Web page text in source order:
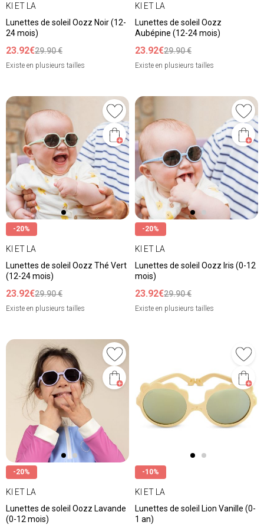
KI ET LA
Lunettes de soleil Oozz Noir (12-
24 mois)
23.92€29.90 €
Existe en plusieurs tailles
KI ET LA
Lunettes de soleil Oozz
Aubépine (12-24 mois)
23.92€29.90 €
Existe en plusieurs tailles
-20%
KI ET LA
Lunettes de soleil Oozz Thé Vert
(12-24 mois)
23.92€29.90 €
Existe en plusieurs tailles
-20%
KI ET LA
Lunettes de soleil Oozz Iris (0-12
mois)
23.92€29.90 €
Existe en plusieurs tailles
-20%
KI ET LA
Lunettes de soleil Oozz Lavande
(0-12 mois)
-10%
KI ET LA
Lunettes de soleil Lion Vanille (0-
1 an)